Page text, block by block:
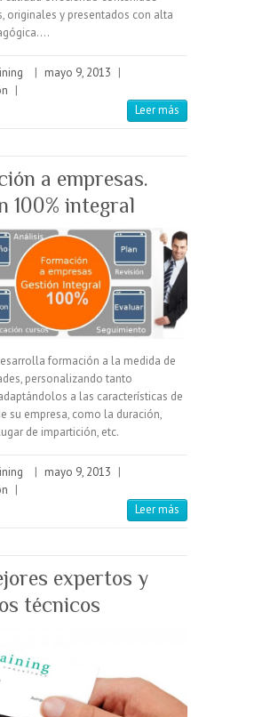
originales y presentados con alta
| mayo 9, 2013 |
|
Leer más
a empresas.
100% integral
formación a la medida de
personalizando tanto
a las características de
su empresa, como la duración,
de impartición, etc.
| mayo 9, 2013 |
|
Leer más
expertos y
técnicos